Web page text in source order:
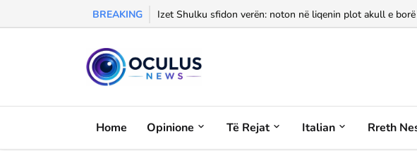
BREAKING Izet Shulku sfidon verën: noton në liqenin plot akull e borë
KUSHTRIM PËR ATDHEUN: MBROJMË LAGUNËN E
Home Opinione Të Rejat Italian Rreth